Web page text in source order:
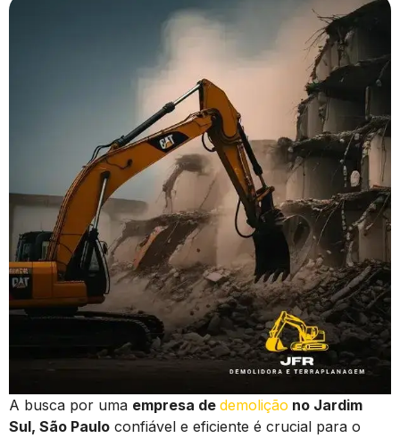
A busca por uma empresa de demolição no Jardim
Sul, São Paulo confiável e eficiente é crucial para o